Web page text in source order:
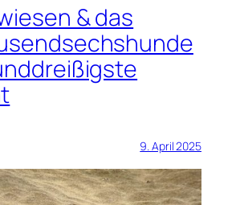
& das
9. April 2025